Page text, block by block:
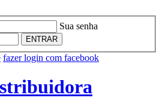
Sua senha
ENTRAR
fazer login com facebook